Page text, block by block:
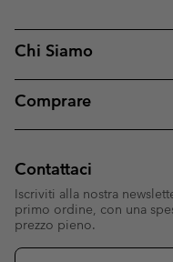
Chi Siamo
Comprare
Contattaci
Iscriviti alla nostra
primo ordine, con una
prezzo pieno.
Iscrizione